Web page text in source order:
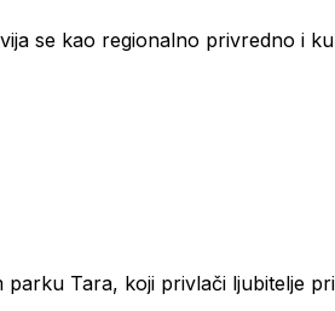
se kao regionalno privredno i
Tara, koji privlači ljubitelje